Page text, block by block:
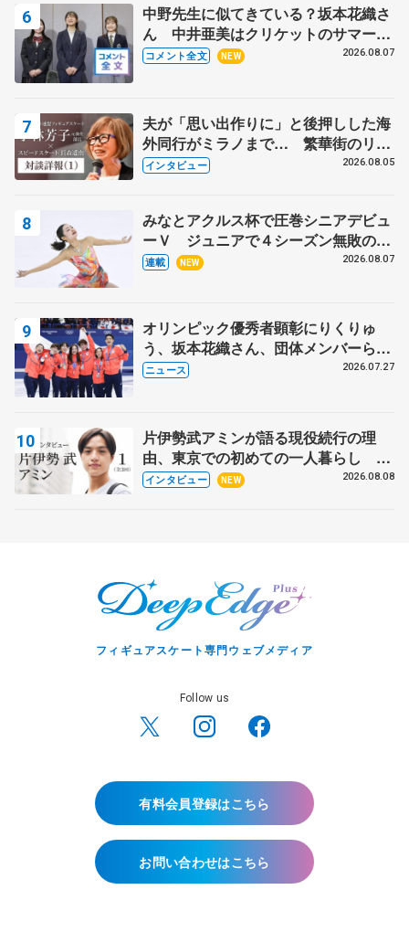
中野先生に似てきている？坂本花織さ
ん 中井亜美はクリケットのサマーキ
ャンプに 島田麻央はたくさん試合に
コメント全文 NEW 2026.08.07
夫が「思い出作りに」と後押しした海
外同行がミラノまで… 繁華街のリン
クでは不良のお兄さんも味方に 小林
インタビュー 2026.08.05
みなとアクルス杯で圧巻シニアデビュ
ーＶ ジュニアで４シーズン無敗の島
田麻央
連載 NEW 2026.08.07
オリンピック優秀者顕彰にりくりゅ
う、坂本花織さん、団体メンバーら
8月7日に文科省が表彰式、ブルーノ・
ニュース 2026.07.27
片伊勢武アミンが語る現役続行の理
由、東京での初めての一人暮らし 注
目スケーターの「今」に迫る
インタビュー NEW 2026.08.08
フィギュアスケート専門ウェブメディア
Follow us
有料会員登録はこちら
お問い合わせはこちら